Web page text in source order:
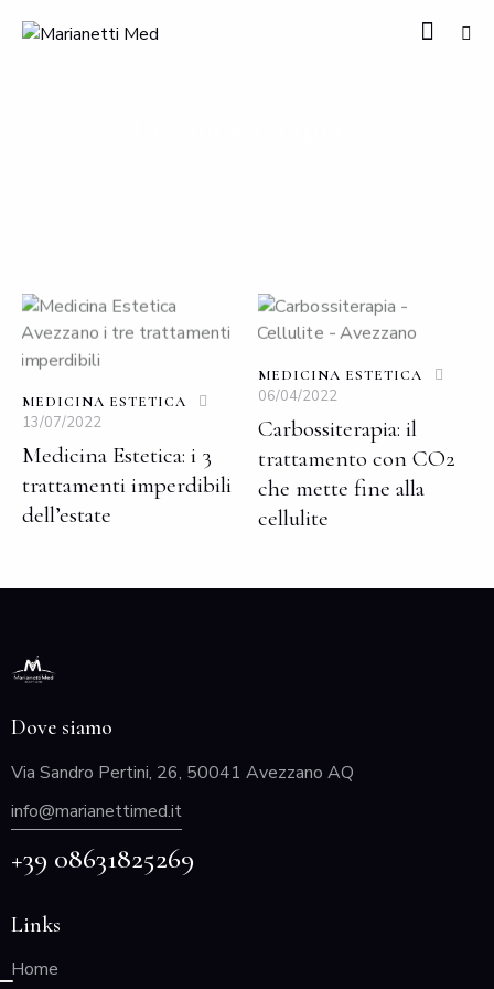
MEDICINA ESTETICA
13/07/2022
Medicina Estetica: i 3
trattamenti imperdibili
dell’estate
MEDICINA ESTETICA
06/04/2022
Carbossiterapia: il
trattamento con CO2
che mette fine alla
cellulite
Dove siamo
Via Sandro Pertini, 26, 50041 Avezzano AQ
info@marianettimed.it
+39 08631825269
Links
Home